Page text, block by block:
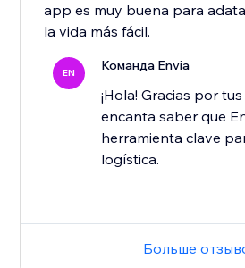
app es muy buena para
la vida más fácil.
EN Команда Envia
¡Hola! Gracias por
encanta saber que
herramienta clave
Больше